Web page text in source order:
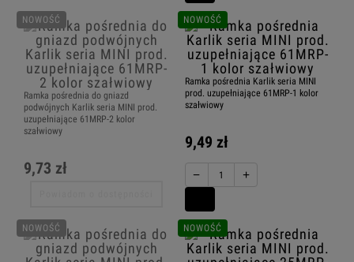
Ramka pośrednia do gniazd
podwójnych Karlik seria MINI prod.
uzupełniające 61MRP-2 kolor
szałwiowy
9,73 zł
NOWOŚĆ
Ramka pośrednia Karlik seria MINI
prod. uzupełniające 61MRP-1 kolor
szałwiowy
9,49 zł
− +
NOWOŚĆ
NOWOŚĆ NOWOŚĆ